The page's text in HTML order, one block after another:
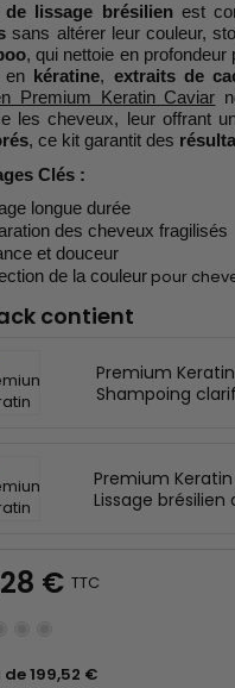
de lissage brésilienest
sans altérer leur couleur,
, qui nettoie en
en kératine, extraits de
Premium Keratin Caviar
les cheveux, leur offrant
, ce kit garantit des
Clés :
longue durée
des cheveux fragilisés
et douceur
de la couleur pour
contient
Premium
Shampoing
Premium
Lissage
€ TTC
de 199,52 €